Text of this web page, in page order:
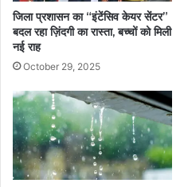
जिला प्रशासन का “इंटेंसिव केयर सेंटर”
बदल रहा ज़िंदगी का रास्ता, बच्चों को मिली
नई राह
October 29, 2025